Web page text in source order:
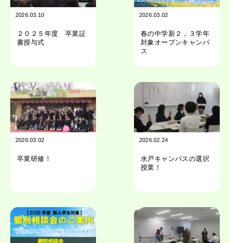
2026.03.10
２０２５年度 卒業証
書授与式
2026.03.02
春の中学新２，３学年
対象オープンキャンパ
ス
2026.03.02
卒業研修！
2026.02.24
水戸キャンパスの選択
授業！